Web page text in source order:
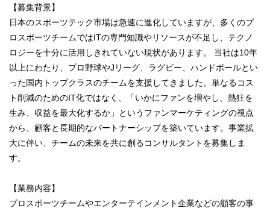
【募集背景】
日本のスポーツテック市場は急速に進化していますが、多くのプ
ロスポーツチームではITの専門知識やリソースが不足し、テクノ
ロジーを十分に活用しきれていない現状があります。 当社は10年
以上にわたり、プロ野球やJリーグ、ラグビー、ハンドボールとい
った国内トップクラスのチームを支援してきました。単なるコス
ト削減のためのIT化ではなく、「いかにファンを増やし、熱狂を
生み、収益を最大化するか」というファンマーケティングの視点
から、顧客と長期的なパートナーシップを築いています。事業拡
大に伴い、チームの未来を共に創るコンサルタントを募集しま
す。
【業務内容】
プロスポーツチームやエンターテインメント企業などの顧客の事